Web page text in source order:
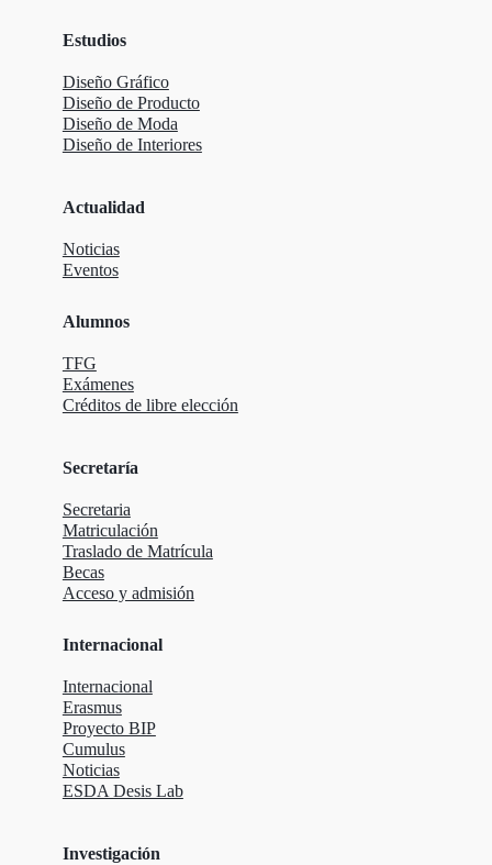
Estudios
Diseño Gráfico
Diseño de Producto
Diseño de Moda
Diseño de Interiores
Actualidad
Noticias
Eventos
Alumnos
TFG
Exámenes
Créditos de libre elección
Secretaría
Secretaria
Matriculación
Traslado de Matrícula
Becas
Acceso y admisión
Internacional
Internacional
Erasmus
Proyecto BIP
Cumulus
Noticias
ESDA Desis Lab
Investigación